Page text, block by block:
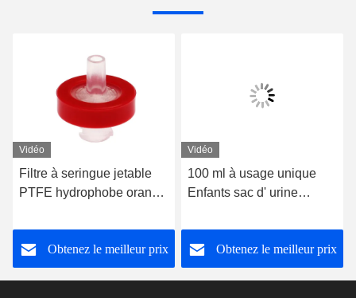
Vidéo
Filtre à seringue jetable
PTFE hydrophobe orange
pièces/ emballage 3 ans
Obtenez le meilleur prix
Vidéo
100 ml à usage unique
Enfants sac d' urine
hospitalisation Besoin d'
un sac d' urine pour
homme
Obtenez le meilleur prix